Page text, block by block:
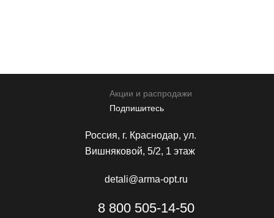
Акции и распродажи
Подпишитесь
Россия, г. Краснодар, ул.
Вишняковой, 5/2, 1 этаж
detali@arma-opt.ru
8 800 505-14-50